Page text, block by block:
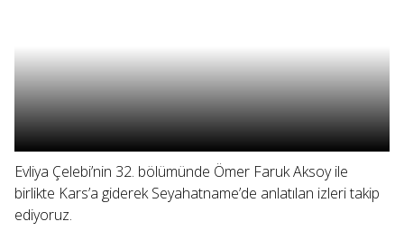
Evliya Çelebi’nin 32. bölümünde Ömer Faruk Aksoy ile
birlikte Kars’a giderek Seyahatname’de anlatılan izleri takip
ediyoruz.